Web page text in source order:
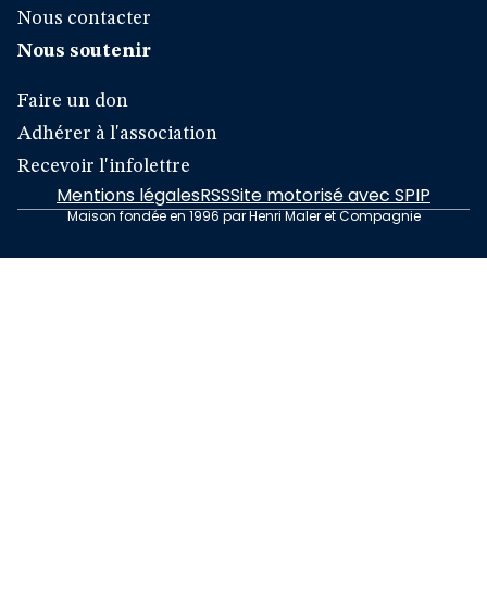
Nous contacter
Nous soutenir
Faire un don
Adhérer à l'association
Recevoir l'infolettre
Mentions légalesRSSSite motorisé avec SPIP
Maison fondée en 1996 par Henri Maler et Compagnie